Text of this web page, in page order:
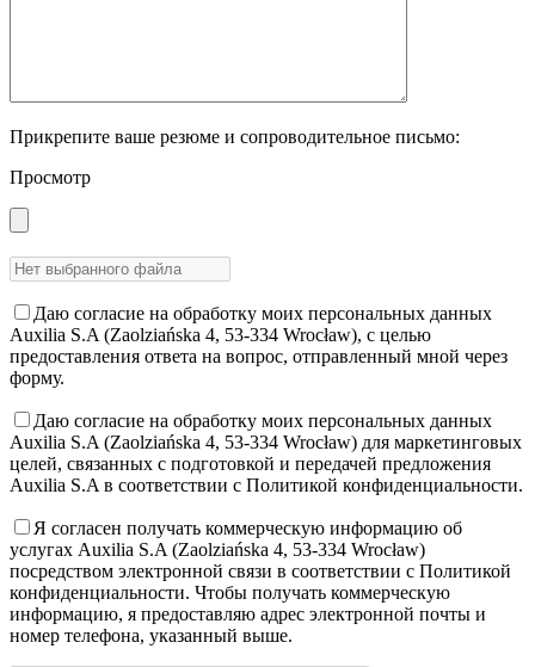
Прикрепите ваше резюме и сопроводительное письмо:
Просмотр
Даю согласие на обработку моих персональных данных
Auxilia S.A (Zaolziańska 4, 53-334 Wrocław), с целью
предоставления ответа на вопрос, отправленный мной через
форму.
Даю согласие на обработку моих персональных данных
Auxilia S.A (Zaolziańska 4, 53-334 Wrocław) для маркетинговых
целей, связанных с подготовкой и передачей предложения
Auxilia S.A в соответствии с Политикой конфиденциальности.
Я согласен получать коммерческую информацию об
услугах Auxilia S.A (Zaolziańska 4, 53-334 Wrocław)
посредством электронной связи в соответствии с Политикой
конфиденциальности. Чтобы получать коммерческую
информацию, я предоставляю адрес электронной почты и
номер телефона, указанный выше.